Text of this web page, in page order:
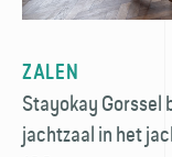
ZALEN
Stayokay Gorssel
jachtzaal in het